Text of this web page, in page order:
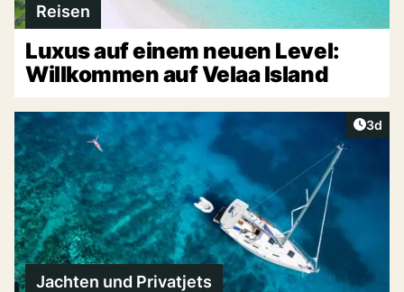
Reisen
Luxus auf einem neuen Level:
Willkommen auf Velaa Island
3d
Jachten und Privatjets